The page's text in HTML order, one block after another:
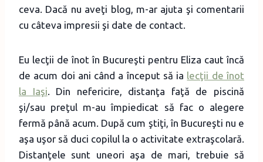
ceva. Dacă nu aveţi blog, m-ar ajuta şi comentarii
cu câteva impresii şi date de contact.
Eu lecţii de înot în Bucureşti pentru Eliza caut încă
de acum doi ani când a început să ia lecţii de înot
la Iaşi. Din nefericire, distanţa faţă de piscină
şi/sau preţul m-au împiedicat să fac o alegere
fermă până acum. După cum ştiţi, în Bucureşti nu e
aşa uşor să duci copilul la o activitate extraşcolară.
Distanţele sunt uneori aşa de mari, trebuie să